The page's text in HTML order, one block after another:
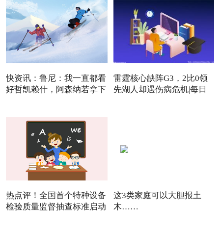
快资讯：鲁尼：我一直都看
好哲凯赖什，阿森纳若拿下
雷霆核心缺阵G3，2比0领
先湖人却遇伤病危机|每日
热点评！全国首个特种设备
检验质量监督抽查标准启动
这3类家庭可以大胆报土
木……